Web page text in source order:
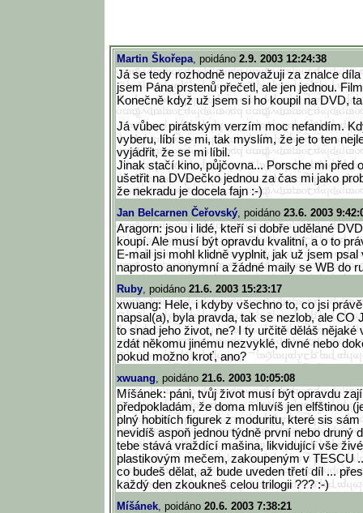
Martin Škořepa, poidáno 2.9. 2003 12:24:38
Já se tedy rozhodně nepovažuji za znalce
jsem Pána prstenů přečetl, ale jen jednou.
Konečně když už jsem si ho koupil na DVD,
Já vůbec pirátským verzím moc nefandím.
vyberu, líbí se mi, tak myslím, že je to ten
vyjádřit, že se mi líbil.
Jinak stačí kino, půjčovna... Porsche mi před
ušetřit na DVDečko jednou za čas mi jako
že nekradu je docela fajn :-)
Jan Belcarnen Čeřovský, poidáno 23.6. 2003
Aragorn: jsou i lidé, kteří si dobře udělané
koupí. Ale musí být opravdu kvalitní, a o to
E-mail jsi mohl klidně vyplnit, jak už jsem psal
naprosto anonymní a žádné maily se WB do
Ruby, poidáno 21.6. 2003 15:23:17
xwuang: Hele, i kdyby všechno to, co jsi
napsal(a), byla pravda, tak se nezlob, ale CO
to snad jeho život, ne? I ty určitě děláš nějaké
zdát někomu jinému nezvyklé, divné nebo
pokud možno kroť, ano?
xwuang, poidáno 21.6. 2003 10:05:08
Míšánek: páni, tvůj život musí být opravdu
předpokladám, že doma mluvíš jen elfštinou
plný hobitích figurek z moduritu, které sis sám
nevidíš aspoň jednou týdně první nebo druný
tebe stává vraždící mašina, likvidující vše
plastikovým mečem, zakoupeným v TESCU
co budeš dělat, až bude uveden třetí díl ...
každý den zkoukneš celou trilogii ??? :-)
Míšánek, poidáno 20.6. 2003 7:38:21